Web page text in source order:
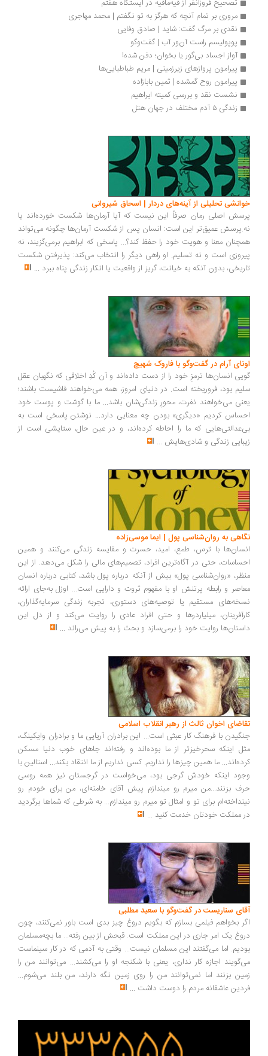
تصحیح فروزانفر از فیه‌مافیه در ایستگاه هفتم
مروری بر تمام آنچه که هرگز به تو نگفتم | محمد مهاجری
نقدی بر مرگ گفت: شاید | صادق وفایی
پوپولیسم راست‌ آن‌ور آب | گفت‌وگو
آواز اجساد بی‌گور یا بخوان؛ دفن شده!
پیرامون پروازهای زیرزمینی | مریم طباطبایی‌ها
پیرامون روح گمشده | ثمین بابازاده
نشست نقد و بررسی کمیته ابراهیم
زندگی ۵ آدم مختلف در جهان‌ هتل
تحلیلی از آینه‌های دردار | اسحاق شیروانی
اصلی رمان صرفاً این نیست که آیا آرمان‌ها شکست خورده‌اند یا
عمیق‌تر این است: انسان پس از شکست آرمان‌ها چگونه می‌تواند
معنا و هویت خود را حفظ کند؟... پاسخی که ابراهیم برمی‌گزیند، نه
است و نه تسلیم. او راهی دیگر را انتخاب می‌کند: پذیرفتن شکست
بدون آنکه به خیانت، گریز از واقعیت یا انکار زندگی پناه ببرد...
آرام در گفت‌وگو با فاروک شهیچ‭
انسان‌ها ترمزِ خود را از دست داده‌اند و آن کُدِ اخلاقی که نگهبان عقل
بود، فروریخته است. در دنیای امروز، همه می‌خواهند فاشیست باشند؛
می‌خواهند نفرت، محورِ زندگی‌شان باشد... ما با گوشت و پوست خود
کردیم «دیگری» بودن چه معنایی دارد... نوشتن پاسخی است به
که ما را احاطه کرده‌اند، و در عین حال، ستایشی است از
زندگی و شادی‌هایش...
به روان‌شناسی پول | ایما موسی‌زاده
با ترس، طمع، امید، حسرت و مقایسه زندگی می‌کنند و همین
حتی در آگاه‌ترین افراد، تصمیم‌های مالی را شکل می‌دهد. از این
«روان‌شناسی پول» بیش از آنکه درباره پول باشد، کتابی درباره انسان
و رابطه پرتنش او با مفهوم ثروت و دارایی است... اوزل به‌جای ارائه
مستقیم یا توصیه‌های دستوری، تجربه زندگی سرمایه‌گذاران،
میلیاردرها و حتی افراد عادی را روایت می‌کند و از دل این
روایت خود را برمی‌سازد و بحث را به پیش می‌راند ...
اخوان ثالث از رهبر انقلاب اسلامی
با فرهنگ کار عبثی است... این برادران آریایی ما و برادران وایکینگ،
اینکه سحرخیزتر از ما بوده‌اند و رفته‌اند جاهای خوب دنیا مسکن
ما همین چیزها را نداریم. کسی نداریم از ما انتقاد بکند... استالین با
اینکه خودش گرجی بود، می‌خواست در گرجستان نیز همه روسی
بزنند...من میرم رو میندازم پیش آقای خامنه‌ای، من برای خودم رو
برای تو و امثال تو میرم رو میندازم... به شرطی که شماها برگردید
مملکت خودتان خدمت کنید...
سناریست در گفت‌وگو با سعید مطلبی
بخواهم فیلمی بسازم که بگویم دروغ چیز بدی است باور نمی‌کنند، چون
یک امر جاری در این مملکت است. قبحش از بین رفته... ما بچه‌مسلمان
اما می‌گفتند این مسلمان نیست... وقتی به آدمی که در کار سینماست
اجازه کار نداری، یعنی با شکنجه او را می‌کشند... می‌توانند من را
بزنند اما نمی‌توانند من را روی زمین نگه دارند، من بلند می‌شوم...
عاشقانه مردم را دوست داشت ...